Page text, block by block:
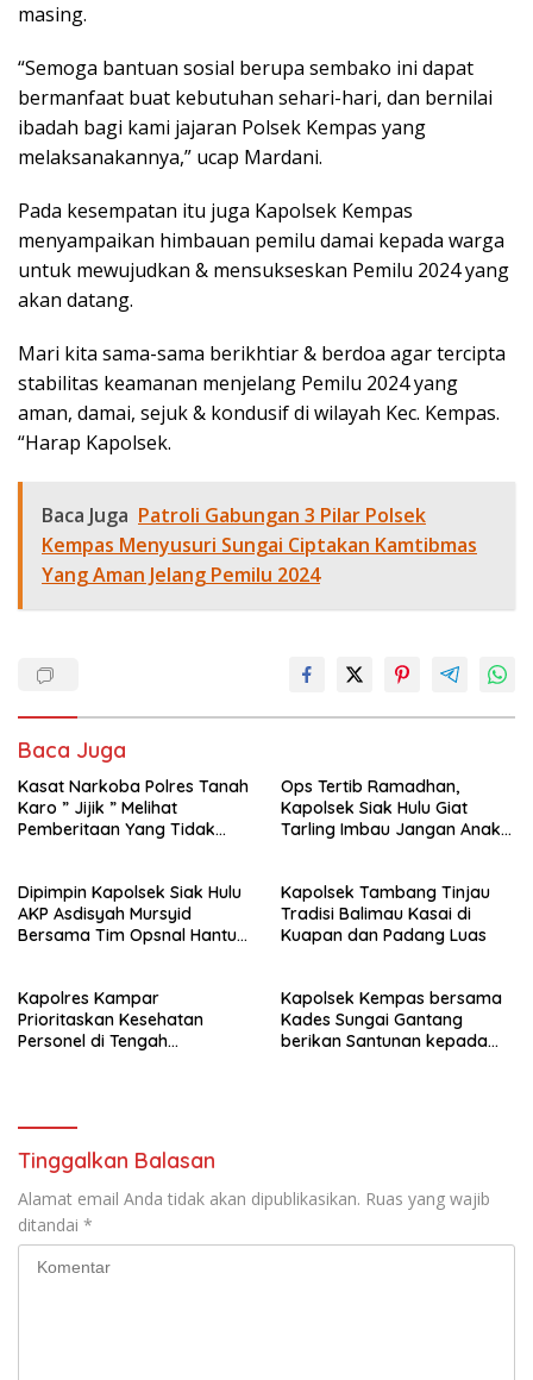
masing.
“Semoga bantuan sosial berupa sembako ini dapat
bermanfaat buat kebutuhan sehari-hari, dan bernilai
ibadah bagi kami jajaran Polsek Kempas yang
melaksanakannya,” ucap Mardani.
Pada kesempatan itu juga Kapolsek Kempas
menyampaikan himbauan pemilu damai kepada warga
untuk mewujudkan & mensukseskan Pemilu 2024 yang
akan datang.
Mari kita sama-sama berikhtiar & berdoa agar tercipta
stabilitas keamanan menjelang Pemilu 2024 yang
aman, damai, sejuk & kondusif di wilayah Kec. Kempas.
“Harap Kapolsek.
Baca Juga Patroli Gabungan 3 Pilar Polsek
Kempas Menyusuri Sungai Ciptakan Kamtibmas
Yang Aman Jelang Pemilu 2024
Baca Juga
Kasat Narkoba Polres Tanah
Karo ” Jijik ” Melihat
Pemberitaan Yang Tidak
Ops Tertib Ramadhan,
Kapolsek Siak Hulu Giat
Tarling Imbau Jangan Anak
Dipimpin Kapolsek Siak Hulu
AKP Asdisyah Mursyid
Bersama Tim Opsnal Hantu
Pengeroyokan di Jalan Raya
Kubang Jaya
Kapolsek Tambang Tinjau
Tradisi Balimau Kasai di
Kuapan dan Padang Luas
Kapolres Kampar
Prioritaskan Kesehatan
Personel di Tengah
Kapolsek Kempas bersama
Kades Sungai Gantang
berikan Santunan kepada
Tinggalkan Balasan
Alamat email Anda tidak akan dipublikasikan. Ruas yang wajib
ditandai *